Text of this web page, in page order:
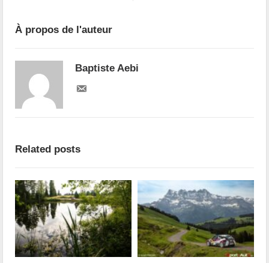
À propos de l'auteur
Baptiste Aebi
Related posts